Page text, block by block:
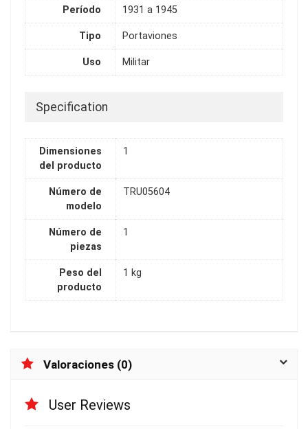
Período 1931 a 1945
Tipo Portaviones
Uso Militar
Specification
Dimensiones
del producto
1
Número de
modelo
TRU05604
Número de
piezas
1
Peso del
producto
1 kg
Valoraciones (0)
User Reviews